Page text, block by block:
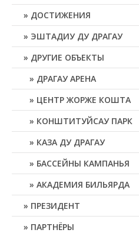
ДОСТИЖЕНИЯ
ЭШТАДИУ ДУ ДРАГАУ
ДРУГИЕ ОБЪЕКТЫ
ДРАГАУ АРЕНА
ЦЕНТР ЖОРЖЕ КОШТА
КОНШТИТУЙСАУ ПАРК
КАЗА ДУ ДРАГАУ
БАССЕЙНЫ КАМПАНЬЯ
АКАДЕМИЯ БИЛЬЯРДА
ПРЕЗИДЕНТ
ПАРТНЁРЫ